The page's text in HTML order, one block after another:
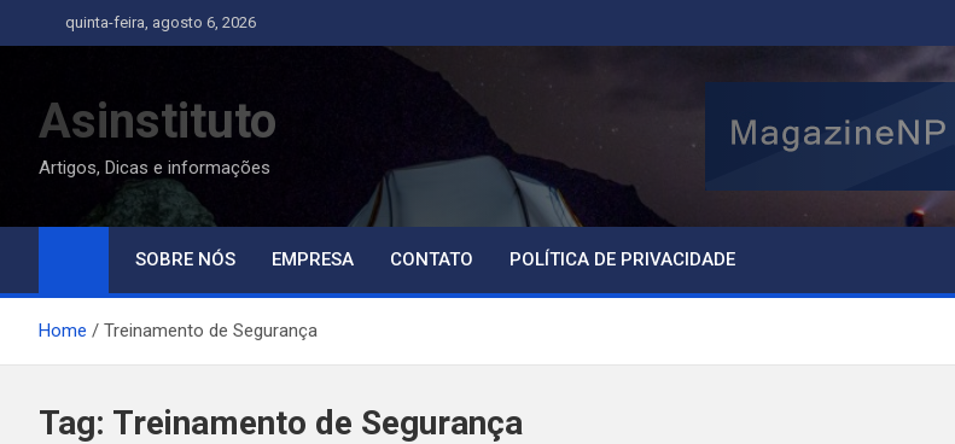
to
quinta-feira, agosto 6, 2026
Asinstituto
Artigos, Dicas e informações
SOBRE NÓS EMPRESA CONTATO POLÍTICA DE PRIVACIDADE
Home Treinamento de Segurança
Tag: Treinamento de Segurança